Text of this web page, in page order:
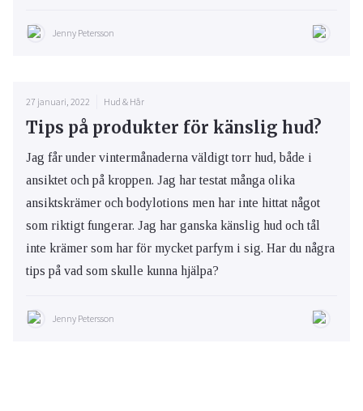
Jenny Petersson
27 januari, 2022 Hud & Hår
Tips på produkter för känslig hud?
Jag får under vintermånaderna väldigt torr hud, både i
ansiktet och på kroppen. Jag har testat många olika
ansiktskrämer och bodylotions men har inte hittat något
som riktigt fungerar. Jag har ganska känslig hud och tål
inte krämer som har för mycket parfym i sig. Har du några
tips på vad som skulle kunna hjälpa?
Jenny Petersson